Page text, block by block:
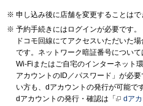
申し込み後に店舗を変更することはで
予約手続きにはログインが必要です。
ドコモ回線にてアクセスいただいた
です。ネットワーク暗証番号について
Wi-Fiまたはご自宅のインターネット
アカウントのID／パスワード」が必
い方も、dアカウントの発行が可能です
dアカウントの発行・確認は「
dア